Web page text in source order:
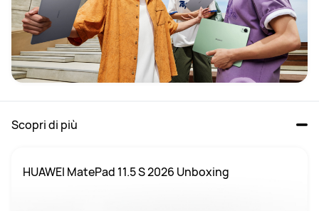
Scopri di più
HUAWEI MatePad 11.5 S 2026 Unboxing